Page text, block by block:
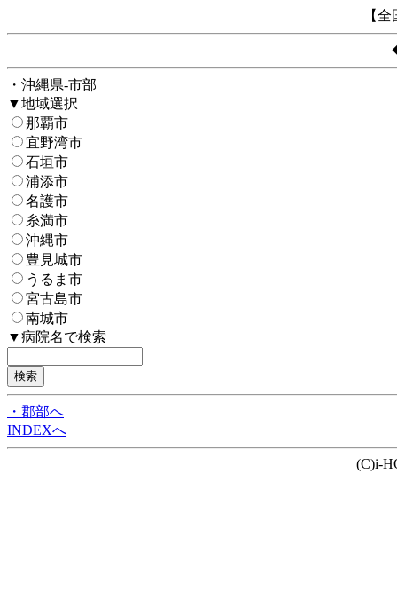
【
・沖縄県-市部
▼地域選択
那覇市
宜野湾市
石垣市
浦添市
名護市
糸満市
沖縄市
豊見城市
うるま市
宮古島市
南城市
▼病院名で検索
・郡部へ
INDEXへ
(C)i-